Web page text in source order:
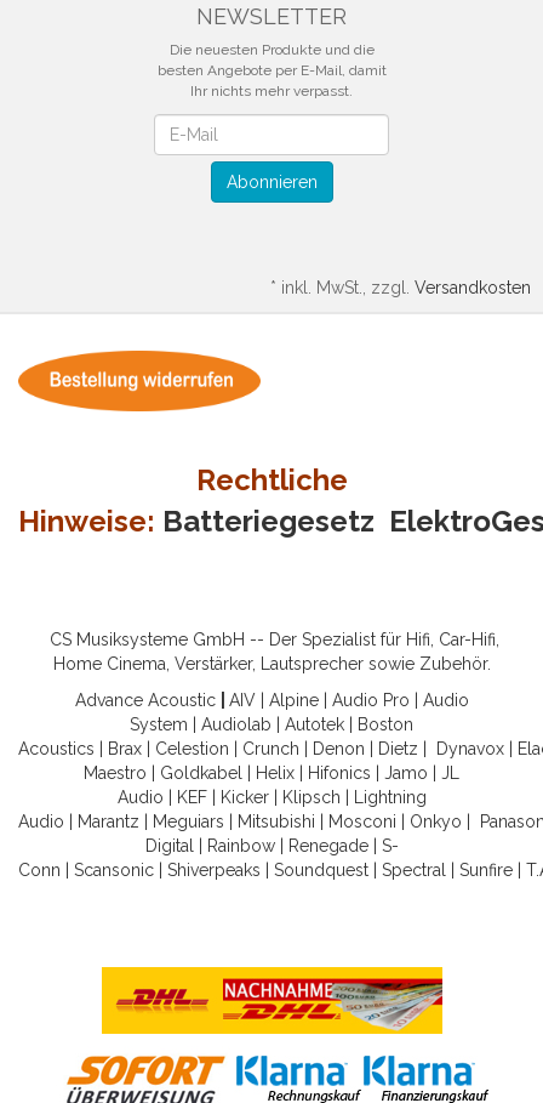
NEWSLETTER
Die neuesten Produkte und die
besten Angebote per E-Mail, damit
Ihr nichts mehr verpasst.
Abonnieren
* inkl. MwSt., zzgl. Versandkosten
Rechtliche
Hinweise: Batteriegesetz
CS Musiksysteme GmbH -- Der Spezialist für Hifi, Car-Hifi,
Home Cinema, Verstärker, Lautsprecher sowie Zubehör.
Advance Acoustic
AIV| Alpine| Audio Pro
Audio
System
Audiolab Autotek
Boston
Acoustics
Brax Celestion Crunch Denon Dietz Dynavox
Maestro
Goldkabel Helix Hifonics Jamo
JL
Audio
KEF| Kicker| Klipsch
Lightning
Audio
Marantz Meguiars Mitsubishi Mosconi Onkyo
Digital
Rainbow| Renegade| S-
Conn
Scansonic Shiverpeaks Soundquest Spectral Sunfire